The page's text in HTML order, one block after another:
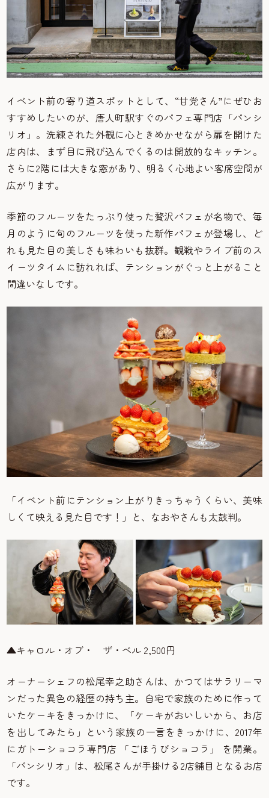
イベント前の寄り道スポットとして、“甘党さん”にぜひお
すすめしたいのが、唐人町駅すぐのパフェ専門店「パンシ
リオ」。洗練された外観に心ときめかせながら扉を開けた
店内は、まず目に飛び込んでくるのは開放的なキッチン。
さらに2階には大きな窓があり、明るく心地よい客席空間が
広がります。
季節のフルーツをたっぷり使った贅沢パフェが名物で、毎
月のように旬のフルーツを使った新作パフェが登場し、ど
れも見た目の美しさも味わいも抜群。観戦やライブ前のス
イーツタイムに訪れれば、テンションがぐっと上がること
間違いなしです。
「イベント前にテンション上がりきっちゃうくらい、美味
しくて映える見た目です！」と、なおやさんも太鼓判。
▲キャロル・オブ・ ザ・ベル 2,500円
オーナーシェフの松尾幸之助さんは、かつてはサラリーマ
ンだった異色の経歴の持ち主。自宅で家族のために作って
いたケーキをきっかけに、「ケーキがおいしいから、お店
を出してみたら」という家族の一言をきっかけに、2017年
にガトーショコラ専門店 「ごほうびショコラ」 を開業。
「パンシリオ」は、松尾さんが手掛ける2店舗目となるお店
です。